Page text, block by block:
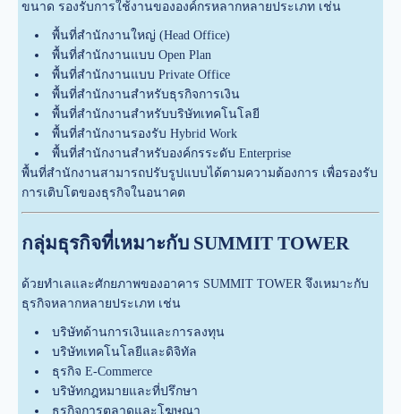
ขนาด รองรับการใช้งานขององค์กรหลากหลายประเภท เช่น
พื้นที่สำนักงานใหญ่ (Head Office)
พื้นที่สำนักงานแบบ Open Plan
พื้นที่สำนักงานแบบ Private Office
พื้นที่สำนักงานสำหรับธุรกิจการเงิน
พื้นที่สำนักงานสำหรับบริษัทเทคโนโลยี
พื้นที่สำนักงานรองรับ Hybrid Work
พื้นที่สำนักงานสำหรับองค์กรระดับ Enterprise
พื้นที่สำนักงานสามารถปรับรูปแบบได้ตามความต้องการ เพื่อรองรับ
การเติบโตของธุรกิจในอนาคต
กลุ่มธุรกิจที่เหมาะกับ SUMMIT TOWER
ด้วยทำเลและศักยภาพของอาคาร SUMMIT TOWER จึงเหมาะกับ
ธุรกิจหลากหลายประเภท เช่น
บริษัทด้านการเงินและการลงทุน
บริษัทเทคโนโลยีและดิจิทัล
ธุรกิจ E-Commerce
บริษัทกฎหมายและที่ปรึกษา
ธุรกิจการตลาดและโฆษณา